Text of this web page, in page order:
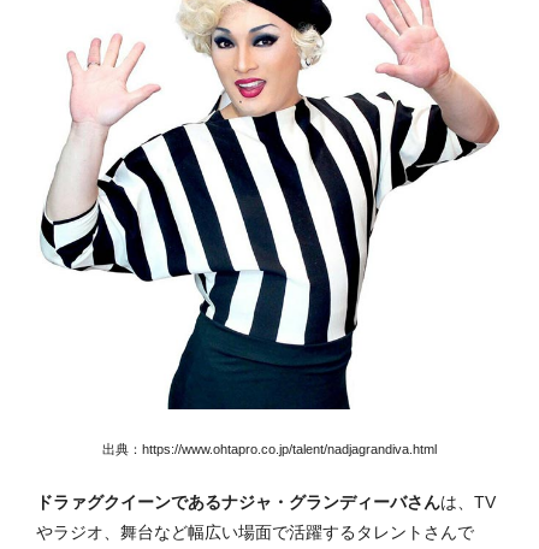
出典：https://www.ohtapro.co.jp/talent/nadjagrandiva.html
ドラァグクイーンであるナジャ・グランディーバさんは、TV
やラジオ、舞台など幅広い場面で活躍するタレントさんで